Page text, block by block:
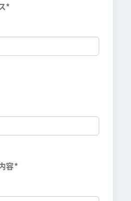
*
容*